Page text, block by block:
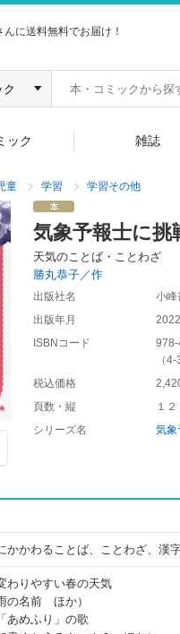
に送料無料でお届け！
ック 雑誌
童 学習 学習その他
気象予報士に
天気のことば・ことわざ
勝丸恭子／作
出版社名
小峰
出版年月
ISBNコード
（4-
税込価格
頁数・縦
１
シリーズ名
気象
かかわることば、ことわざ、漢字
わりやすい春の天気
の名前 ほか）
あめふり」の歌